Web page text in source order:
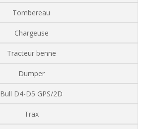
Tombereau
Chargeuse
Tracteur benne
Dumper
Bull D4-D5 GPS/2D
Trax